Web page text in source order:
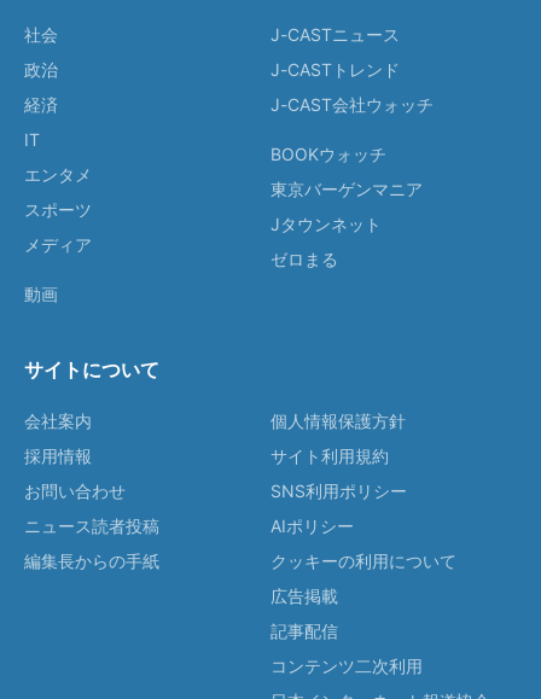
社会
政治
経済
IT
エンタメ
スポーツ
メディア
動画
J-CASTニュース
J-CASTトレンド
J-CAST会社ウォッチ
BOOKウォッチ
東京バーゲンマニア
Jタウンネット
ゼロまる
サイトについて
会社案内
採用情報
お問い合わせ
ニュース読者投稿
編集長からの手紙
個人情報保護方針
サイト利用規約
SNS利用ポリシー
AIポリシー
クッキーの利用について
広告掲載
記事配信
コンテンツ二次利用